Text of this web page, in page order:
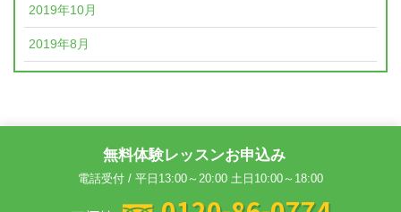
2019年10月
2019年8月
無料体験レッスンお申込み
電話受付 / 平日13:00～20:00 土日10:00～18:00